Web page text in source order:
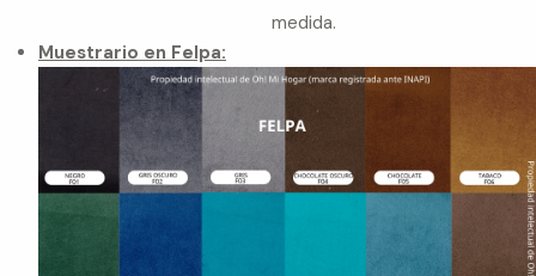
medida.
Muestrario en Felpa: